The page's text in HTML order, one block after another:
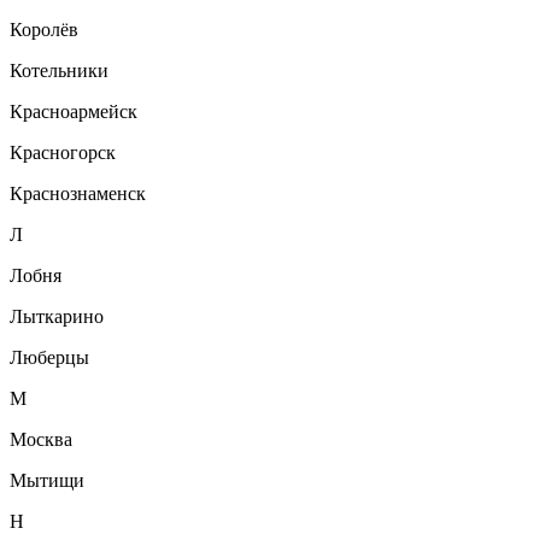
Королёв
Котельники
Красноармейск
Красногорск
Краснознаменск
Л
Лобня
Лыткарино
Люберцы
М
Москва
Мытищи
Н